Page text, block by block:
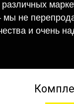
не
и очень